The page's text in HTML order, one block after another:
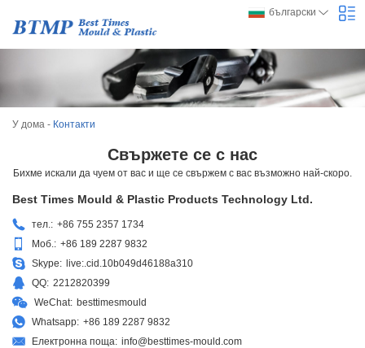
български
У дома - Контакти
Свържете се с нас
Бихме искали да чуем от вас и ще се свържем с вас възможно най-скоро.
Best Times Mould & Plastic Products Technology Ltd.
тел.: +86 755 2357 1734
Моб.: +86 189 2287 9832
Skype: live:.cid.10b049d46188a310
QQ: 2212820399
WeChat: besttimesmould
Whatsapp: +86 189 2287 9832
Електронна поща: info@besttimes-mould.com